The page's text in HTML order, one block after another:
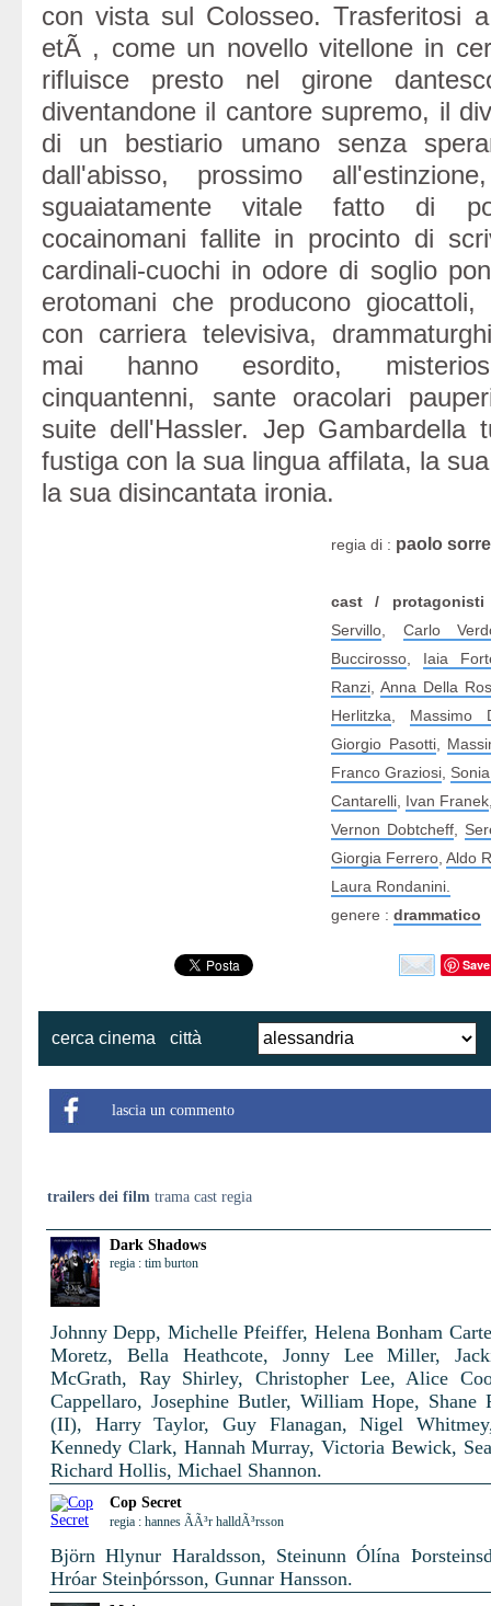
con vista sul Colosseo. Trasferitosi
etÃ , come un novello vitellone in
rifluisce presto nel girone
diventandone il cantore supremo, il
di un bestiario umano senza
dall'abisso, prossimo
sguaiatamente vitale fatto di
cocainomani fallite in procinto di
cardinali-cuochi in odore di soglio
erotomani che producono
con carriera televisiva,
mai hanno esordito,
cinquantenni, sante oracolari
suite dell'Hassler. Jep Gambardella
fustiga con la sua lingua affilata, la
la sua disincantata ironia.
regia di : paolo
cast / protagonisti
Servillo
Carlo
Buccirosso
Iaia
Ranzi Anna Della
Herlitzka
Massimo
Giorgio Pasotti,
Franco Graziosi
Cantarelli Ivan Franek
Vernon Dobtcheff,
Giorgia Ferrero Aldo
Laura Rondanini.
genere : drammatico
Save
cerca cinema città
lascia un commento
trailers dei film trama cast regia
Dark Shadows
regia : tim burton
Johnny Depp, Michelle Pfeiffer, Helena Bonham
Moretz, Bella Heathcote, Jonny Lee Miller,
McGrath, Ray Shirley, Christopher Lee, Alice
Cappellaro, Josephine Butler, William Hope, Shane
(II), Harry Taylor, Guy Flanagan, Nigel
Kennedy Clark, Hannah Murray, Victoria Bewick,
Richard Hollis, Michael Shannon.
Cop Secret
regia : hannes ÃÃ³r halldÃ³rsson
Björn Hlynur Haraldsson, Steinunn Ólína
Hróar Steinþórsson, Gunnar Hansson.